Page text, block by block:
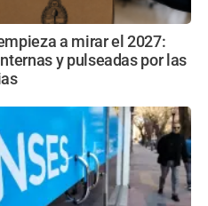
a mirar el 2027:
y pulseadas por las